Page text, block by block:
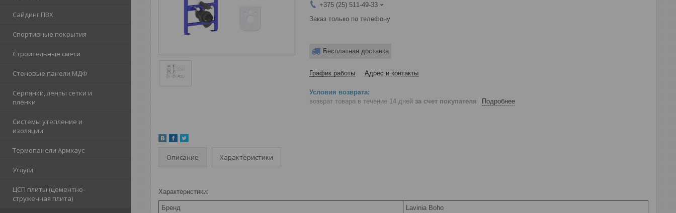
Сайдинг ПВХ
Спортивные покрытия
Строительные смеси
Стеновые панели МДФ
Серпянки, ленты сетки и
плёнки
Системы утепление и
изоляции
Термопанели Армхаус
Услуги
ЦСП плиты (цементно-
стружечная плита)
+375 (25) 511-49-33
Заказ только по телефону
Бесплатная доставка
График работы Адрес и контакты
возврат товара в течение 14 дней за счет покупателя Подробнее
Описание Характеристики
Характеристики:
Бренд
Lavinia Boho